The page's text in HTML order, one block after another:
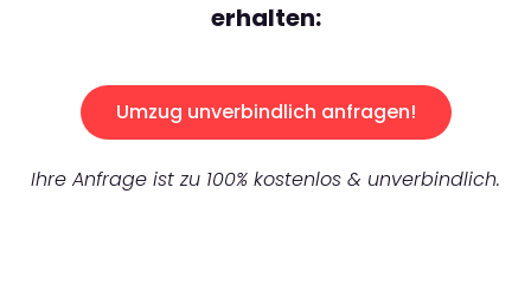
erhalten:
Umzug unverbindlich anfragen!
Ihre Anfrage ist zu 100% kostenlos & unverbindlich.